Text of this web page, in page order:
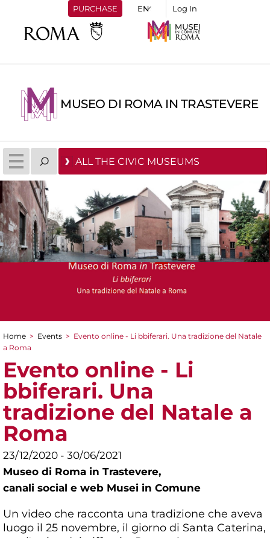
PURCHASE Log In
MUSEO DI ROMA IN TRASTEVERE
ALL THE CIVIC MUSEUMS
You are here
Home > Events > Evento online - Li bbiferari. Una tradizione del Natale
a Roma
Evento online - Li
bbiferari. Una
tradizione del Natale a
Roma
23/12/2020 - 30/06/2021
Museo di Roma in Trastevere,
canali social e web Musei in Comune
Un video che racconta una tradizione che aveva
luogo il 25 novembre, il giorno di Santa Caterina,